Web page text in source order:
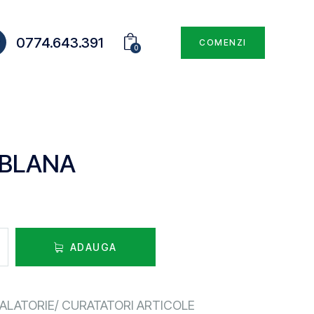
0774.643.391 0
COMENZI
ADAUGA
CURATATORI ARTICOLE